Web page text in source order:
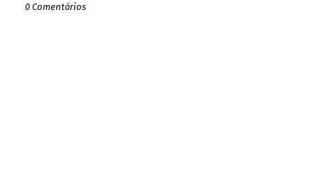
0 Comentários